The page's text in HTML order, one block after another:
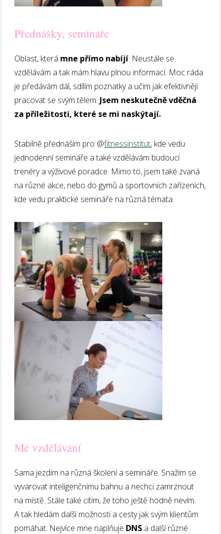
Přednášky, semináře
Oblast, která mne přímo nabíjí. Neustále se
vzdělávám a tak mám hlavu plnou informací. Moc ráda
je předávám dál, sdílím poznatky a učím jak efektivněji
pracovat se svým tělem. Jsem neskutečně vděčná
za příležitosti, které se mi naskýtají.
Stabilně přednáším pro @fitnessinstitut, kde vedu
jednodenní semináře a také vzdělávám budoucí
trenéry a výživové poradce. Mimo to, jsem také zvaná
na různé akce, nebo do gymů a sportovních zařízeních,
kde vedu praktické semináře na různá témata.
Mé vzdělávání
Sama jezdím na různá školení a semináře. Snažím se
vyvarovat inteligenčnímu bahnu a nechci zamrznout
na místě. Stále také cítím, že toho ještě hodně nevím.
A tak hledám další možnosti a cesty jak svým klientům
pomáhat. Nejvíce mne naplňuje DNS a další různé